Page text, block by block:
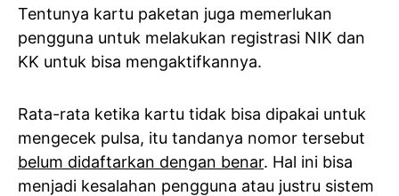
Tentunya kartu paketan juga memerlukan
pengguna untuk melakukan registrasi NIK dan
KK untuk bisa mengaktifkannya.
Rata-rata ketika kartu tidak bisa dipakai untuk
mengecek pulsa, itu tandanya nomor tersebut
belum didaftarkan dengan benar. Hal ini bisa
menjadi kesalahan pengguna atau justru sistem